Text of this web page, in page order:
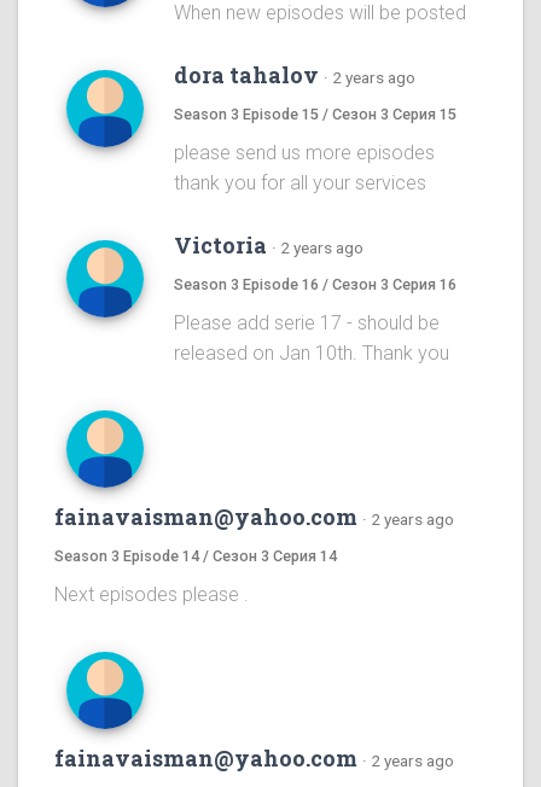
When new episodes will be posted
dora tahalov · 2 years ago
Season 3 Episode 15 / Сезон 3 Серия 15
please send us more episodes
thank you for all your services
Victoria · 2 years ago
Season 3 Episode 16 / Сезон 3 Серия 16
Please add serie 17 - should be
released on Jan 10th. Thank you
fainavaisman@yahoo.com · 2 years ago
Season 3 Episode 14 / Сезон 3 Серия 14
Next episodes please .
fainavaisman@yahoo.com · 2 years ago